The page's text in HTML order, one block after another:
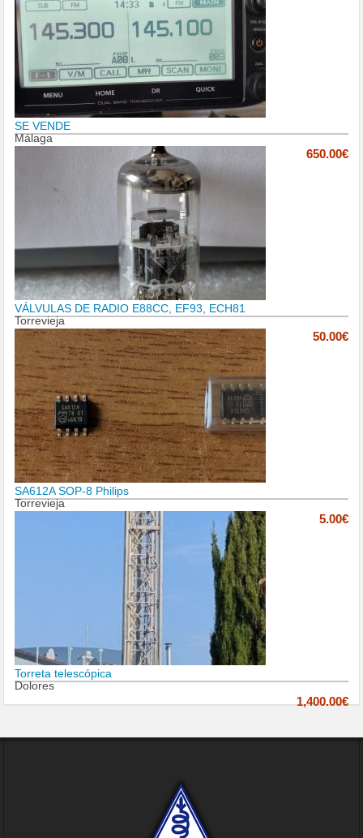
SE VENDE
Málaga
650.00€
VÁLVULAS DE RADIO E88CC, EF93, ECH81
Torrevieja
50.00€
SA612A SOP-8 Philips
Torrevieja
5.00€
Torreta telescópica
Dolores
1,400.00€